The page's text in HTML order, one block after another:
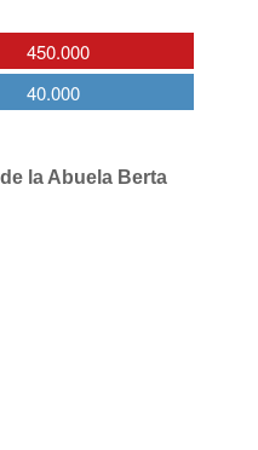
450.000
40.000
la Abuela Berta